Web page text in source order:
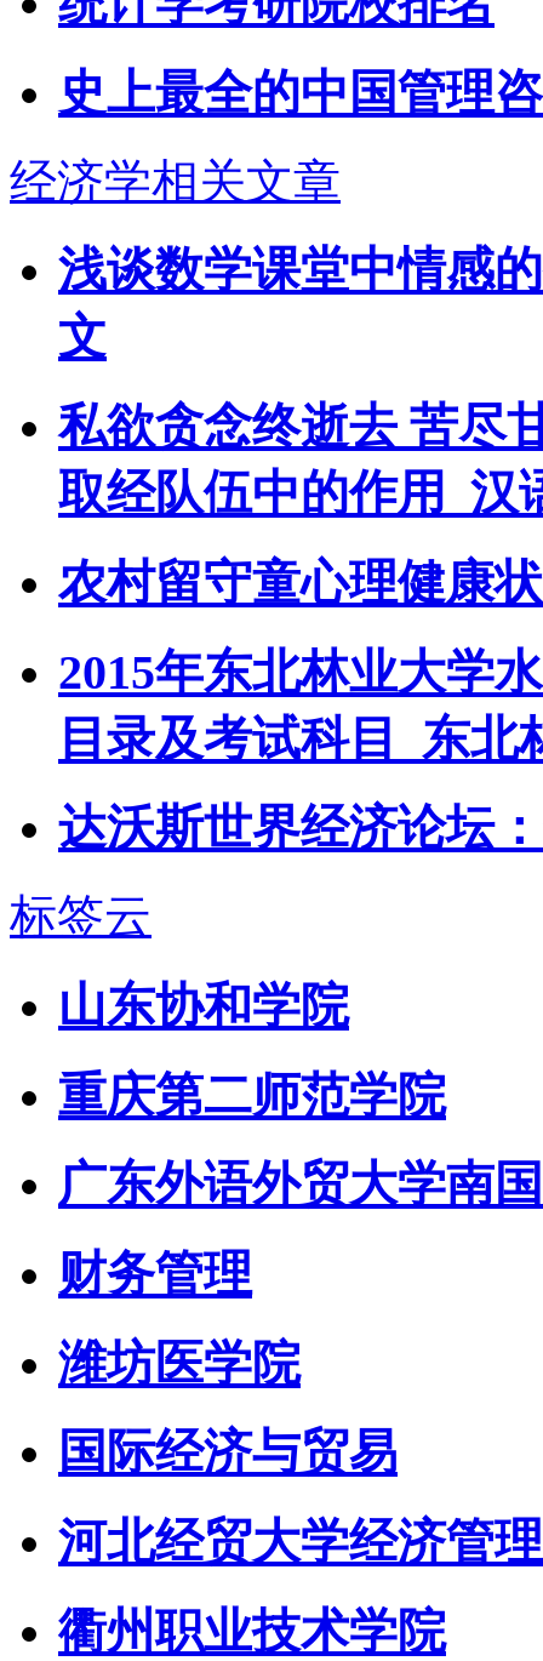
史上最全的中国管理
经济学相关文章
浅谈数学课堂中情感
文
私欲贪念终逝去 苦尽
取经队伍中的作用_汉
农村留守童心理健康
2015年东北林业大学
目录及考试科目_东
达沃斯世界经济论坛
标签云
山东协和学院
重庆第二师范学院
广东外语外贸大学南
财务管理
潍坊医学院
国际经济与贸易
河北经贸大学经济管
衢州职业技术学院